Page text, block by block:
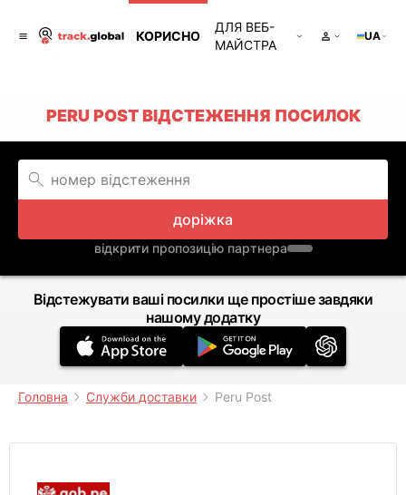
КОРИСНО
ДЛЯ ВЕБ-
МАЙСТРА
UA
PERU POST ВІДСТЕЖЕННЯ ПОСИЛОК
доріжка
відкрити пропозицію партнера
Відстежувати ваші посилки ще простіше завдяки
нашому додатку
Головна Служби доставки Peru Post